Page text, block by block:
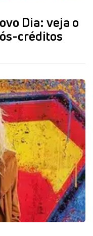
Dia: veja o
créditos